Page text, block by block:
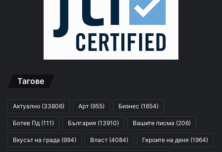
Тагове
Актуално (33806) Арт (955) Бизнес (1654)
Ботев Пд (111) България (13910) Вашите писма (206)
Вкусът на града (994) Власт (4084) Героите на деня (1964)